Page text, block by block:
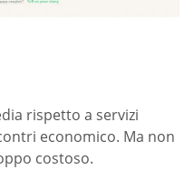
rispetto a servizi
economico. Ma non
costoso.